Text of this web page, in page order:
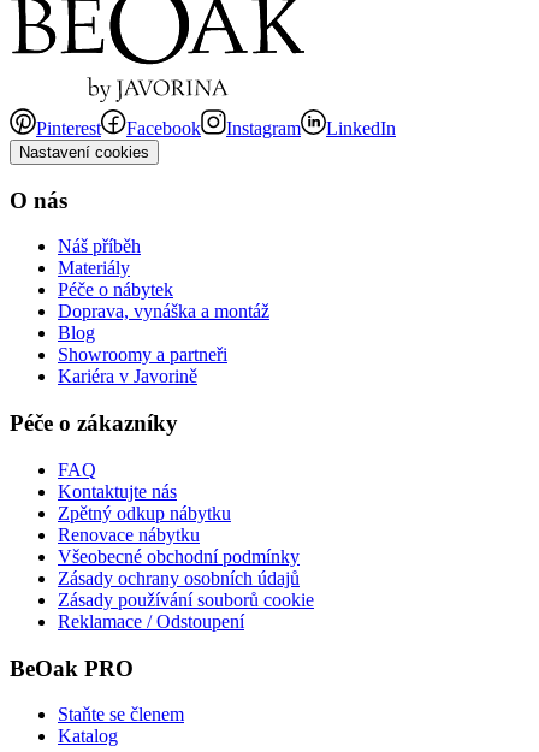
Pinterest Facebook Instagram LinkedIn
Nastavení cookies
O nás
Náš příběh
Materiály
Péče o nábytek
Doprava, vynáška a montáž
Blog
Showroomy a partneři
Kariéra v Javorině
Péče o zákazníky
FAQ
Kontaktujte nás
Zpětný odkup nábytku
Renovace nábytku
Všeobecné obchodní podmínky
Zásady ochrany osobních údajů
Zásady používání souborů cookie
Reklamace / Odstoupení
BeOak PRO
Staňte se členem
Katalog